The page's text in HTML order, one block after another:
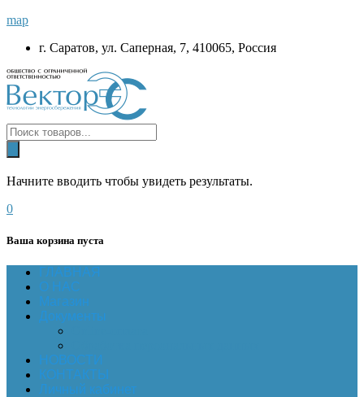
map
г. Саратов, ул. Саперная, 7, 410065, Россия
Начните вводить чтобы увидеть результаты.
0
Ваша корзина пуста
ГЛАВНАЯ
О НАС
Магазин
Документы
НОВОСТИ
КОНТАКТЫ
Личный кабинет